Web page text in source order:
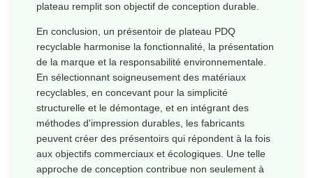
plateau remplit son objectif de conception durable.
En conclusion, un présentoir de plateau PDQ
recyclable harmonise la fonctionnalité, la présentation
de la marque et la responsabilité environnementale.
En sélectionnant soigneusement des matériaux
recyclables, en concevant pour la simplicité
structurelle et le démontage, et en intégrant des
méthodes d'impression durables, les fabricants
peuvent créer des présentoirs qui répondent à la fois
aux objectifs commerciaux et écologiques. Une telle
approche de conception contribue non seulement à